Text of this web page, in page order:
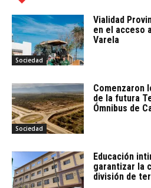
Sociedad
Vialidad
en el acceso
Varela
Sociedad
Comenzaron
de la futura
Ómnibus de
Educación
garantizar la
división de